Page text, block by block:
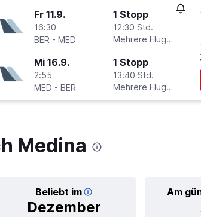
Fr 11.9.
16:30
BER - MED
1 Stopp
12:30 Std.
Mehrere Fluglinien
Mi 16.9.
2:55
MED - BER
1 Stopp
13:40 Std.
Mehrere Fluglinien
Medina
Beliebt im
Dezember
Am